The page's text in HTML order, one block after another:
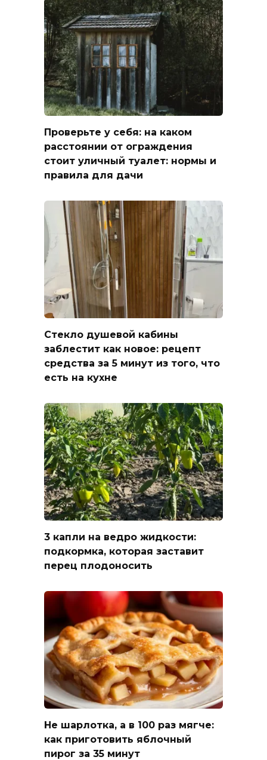
Проверьте у себя: на каком
расстоянии от ограждения
стоит уличный туалет: нормы и
правила для дачи
Стекло душевой кабины
заблестит как новое: рецепт
средства за 5 минут из того, что
есть на кухне
3 капли на ведро жидкости:
подкормка, которая заставит
перец плодоносить
Не шарлотка, а в 100 раз мягче:
как приготовить яблочный
пирог за 35 минут